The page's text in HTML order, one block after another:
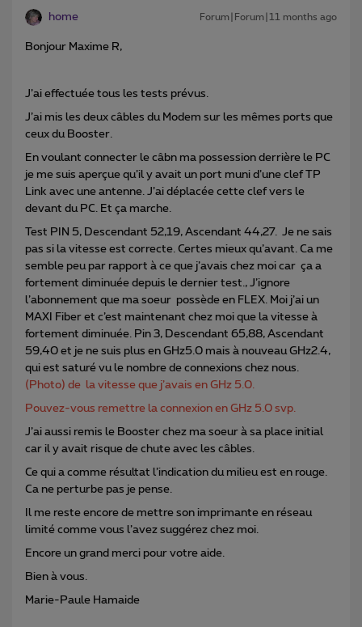
home Forum|Forum|11 months ago
Bonjour Maxime R,
J’ai effectuée tous les tests prévus.
J’ai mis les deux câbles du Modem sur les mêmes ports que
ceux du Booster.
En voulant connecter le câbn ma possession derrière le PC
je me suis aperçue qu’il y avait un port muni d’une clef TP
Link avec une antenne. J’ai déplacée cette clef vers le
devant du PC. Et ça marche.
Test PIN 5, Descendant 52,19, Ascendant 44,27. Je ne sais
pas si la vitesse est correcte. Certes mieux qu’avant. Ca me
semble peu par rapport à ce que j’avais chez moi car ça a
fortement diminuée depuis le dernier test., J’ignore
l’abonnement que ma soeur possède en FLEX. Moi j’ai un
MAXI Fiber et c’est maintenant chez moi que la vitesse à
fortement diminuée. Pin 3, Descendant 65,88, Ascendant
59,40 et je ne suis plus en GHz5.0 mais à nouveau GHz2.4,
qui est saturé vu le nombre de connexions chez nous.
(Photo) de la vitesse que j’avais en GHz 5.0.
Pouvez-vous remettre la connexion en GHz 5.0 svp.
J’ai aussi remis le Booster chez ma soeur à sa place initial
car il y avait risque de chute avec les câbles.
Ce qui a comme résultat l’indication du milieu est en rouge.
Ca ne perturbe pas je pense.
Il me reste encore de mettre son imprimante en réseau
limité comme vous l’avez suggérez chez moi.
Encore un grand merci pour votre aide.
Bien à vous.
Marie-Paule Hamaide